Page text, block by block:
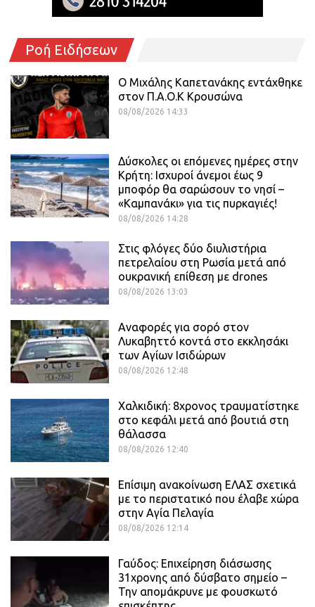
Ροή Ειδήσεων
O Mιχάλης Καπετανάκης εντάχθηκε
στον Π.Α.Ο.Κ Κρουσώνα
08/08/2026 14:33
Δύσκολες οι επόμενες ημέρες στην
Κρήτη: Ισχυροί άνεμοι έως 9
μποφόρ θα σαρώσουν το νησί –
«Καμπανάκι» για τις πυρκαγιές!
08/08/2026 14:28
Στις φλόγες δύο διυλιστήρια
πετρελαίου στη Ρωσία μετά από
ουκρανική επίθεση με drones
08/08/2026 13:03
Αναφορές για σορό στον
Λυκαβηττό κοντά στο εκκλησάκι
των Αγίων Ισιδώρων
08/08/2026 12:48
Χαλκιδική: 8χρονος τραυματίστηκε
στο κεφάλι μετά από βουτιά στη
θάλασσα
08/08/2026 12:40
Επίσιμη ανακοίνωση ΕΛΑΣ σχετικά
με το περιστατικό που έλαβε χώρα
στην Αγία Πελαγία
08/08/2026 12:14
Γαύδος: Επιχείρηση διάσωσης
31χρονης από δύσβατο σημείο –
Την απομάκρυνε με φουσκωτό